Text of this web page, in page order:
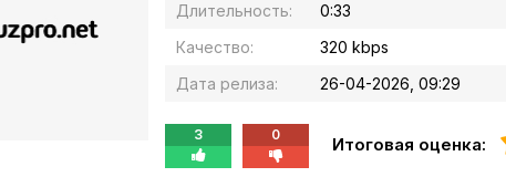
Длительность:
0:33
Качество:
320 kbps
Дата релиза:
26-04-2026, 09:29
3 0 Итоговая оценка: